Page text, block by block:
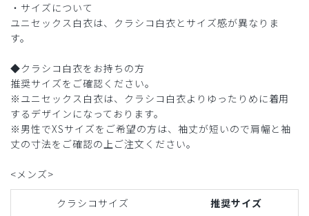
・サイズについて
ユニセックス白衣は、クラシコ白衣とサイズ感が異なりま
す。
◆クラシコ白衣をお持ちの方
推奨サイズをご確認ください。
※ユニセックス白衣は、クラシコ白衣よりゆったりめに着用
するデザインになっております。
※男性でXSサイズをご希望の方は、袖丈が短いので肩幅と袖
丈の寸法をご確認の上ご注文ください。
<メンズ>
クラシコサイズ 推奨サイズ